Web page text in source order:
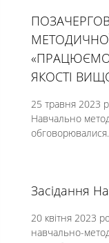
ЯКОСТІ
25 травня 2023
Навчально
Засідання
20 квітня 2023
навчально-